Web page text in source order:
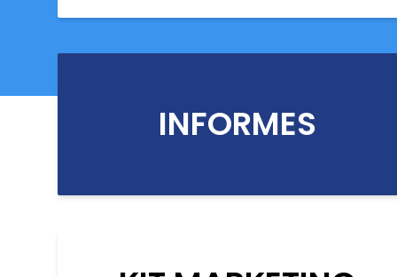
INFORMES